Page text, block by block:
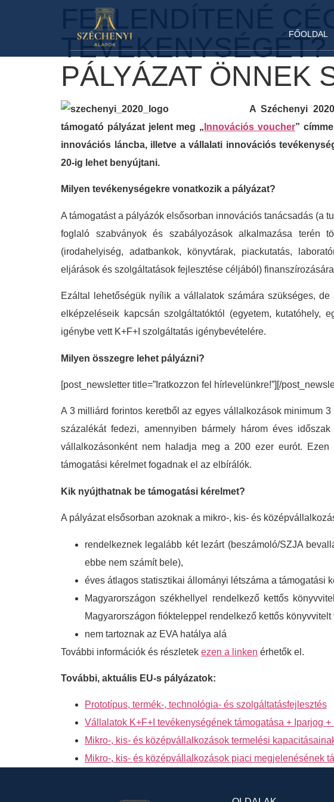
FŐOLDAL
FELLENDÍTENÉ
PÁLYÁZAT ÖNNEK
A Széchenyi
támogató pályázat jelent meg „ Innovációs voucher”
innovációs láncba, illetve a vállalati innovációs
20-ig lehet benyújtani.
Milyen tevékenységekre vonatkozik a pályázat?
A támogatást a pályázók elsősorban innovációs tanácsadás (a
foglaló szabványok és szabályozások alkalmazása terén
(irodahelyiség, adatbankok, könyvtárak, piackutatás,
eljárások és szolgáltatások fejlesztése céljából)
Ezáltal lehetőségük nyílik a vállalatok számára szükséges,
elképzeléseik kapcsán szolgáltatóktól (egyetem, kutatóhely,
igénybe vett K+F+I szolgáltatás igénybevételére.
Milyen összegre lehet pályázni?
[post_newsletter title=”Iratkozzon fel hírlevelünkre!”][/
A 3 milliárd forintos keretből az egyes vállalkozások minimum
százalékát fedezi, amennyiben bármely három éves
vállalkozásonként nem haladja meg a 200 ezer eurót.
támogatási kérelmet fogadnak el az elbírálók.
Kik nyújthatnak be támogatási kérelmet?
A pályázat elsősorban azoknak a mikro-, kis- és
rendelkeznek legalább két lezárt (beszámoló/SZJA
ebbe nem számít bele),
éves átlagos statisztikai állományi létszáma a támogatási
Magyarországon székhellyel rendelkező kettős
Magyarországon fiókteleppel rendelkező kettős
nem tartoznak az EVA hatálya alá
További információk és részletek ezen a linken érhetők el.
További, aktuális EU-s pályázatok:
Prototípus, termék-, technológia- és szolgáltatásfejlesztés
Vállalatok K+F+I tevékenységének támogatása + Iparjog
Mikro-, kis- és középvállalkozások termelési
Mikro-, kis- és középvállalkozások piaci megjelenésének